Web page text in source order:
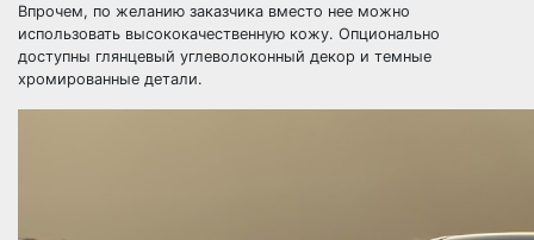
Впрочем, по желанию заказчика вместо нее можно
использовать высококачественную кожу. Опционально
доступны глянцевый углеволоконный декор и темные
хромированные детали.